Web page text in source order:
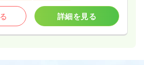
詳細を見る